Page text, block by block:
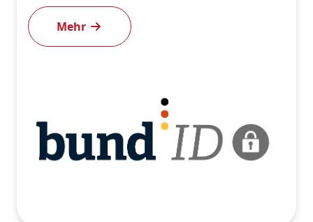
Mehr